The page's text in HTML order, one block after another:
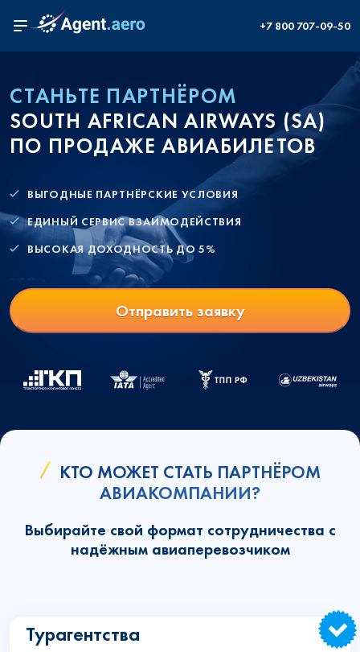
+7 800 707-09-50
СТАНЬТЕ ПАРТНЁРОМ
SOUTH AFRICAN AIRWAYS (SA)
ПО ПРОДАЖЕ АВИАБИЛЕТОВ
ВЫГОДНЫЕ ПАРТНЁРСКИЕ УСЛОВИЯ
ЕДИНЫЙ СЕРВИС ВЗАИМОДЕЙСТВИЯ
ВЫСОКАЯ ДОХОДНОСТЬ ДО 5%
Отправить заявку
КТО МОЖЕТ СТАТЬ ПАРТНЁРОМ
АВИАКОМПАНИИ?
Выбирайте свой формат сотрудничества с
надёжным авиаперевозчиком
Турагентства